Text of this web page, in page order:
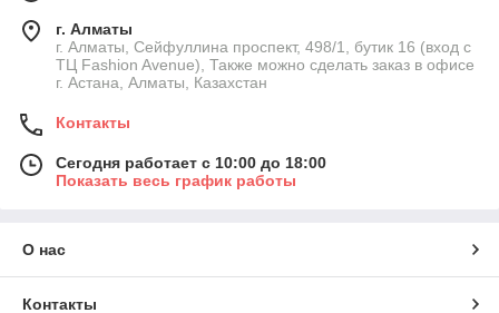
г. Алматы
г. Алматы, Сейфуллина проспект, 498/1, бутик 16 (вход с
ТЦ Fashion Avenue), Также можно сделать заказ в офисе
г. Астана, Алматы, Казахстан
Контакты
Сегодня работает с 10:00 до 18:00
Показать весь график работы
О нас
Контакты